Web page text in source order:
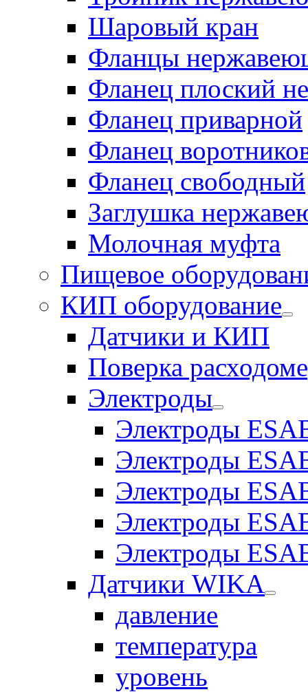
Шаровый кран
Фланцы
Фланец плоский
Фланец приварной
Фланец
Фланец свободный
Заглушка
Молочная муфта
Пищевое
КИП оборудование
Датчики и КИП
Поверка
Электроды
Электроды
Электроды
Электроды
Электроды
Электроды
Датчики WIKA
давление
температура
уровень